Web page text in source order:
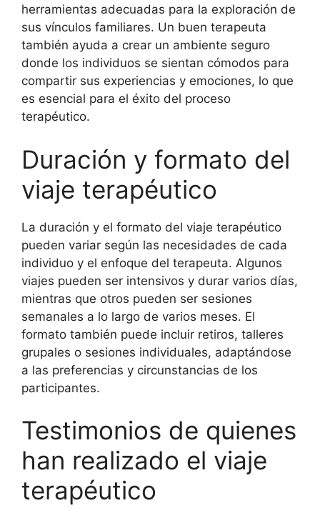
herramientas adecuadas para la exploración de
sus vínculos familiares. Un buen terapeuta
también ayuda a crear un ambiente seguro
donde los individuos se sientan cómodos para
compartir sus experiencias y emociones, lo que
es esencial para el éxito del proceso
terapéutico.
Duración y formato del
viaje terapéutico
La duración y el formato del viaje terapéutico
pueden variar según las necesidades de cada
individuo y el enfoque del terapeuta. Algunos
viajes pueden ser intensivos y durar varios días,
mientras que otros pueden ser sesiones
semanales a lo largo de varios meses. El
formato también puede incluir retiros, talleres
grupales o sesiones individuales, adaptándose
a las preferencias y circunstancias de los
participantes.
Testimonios de quienes
han realizado el viaje
terapéutico